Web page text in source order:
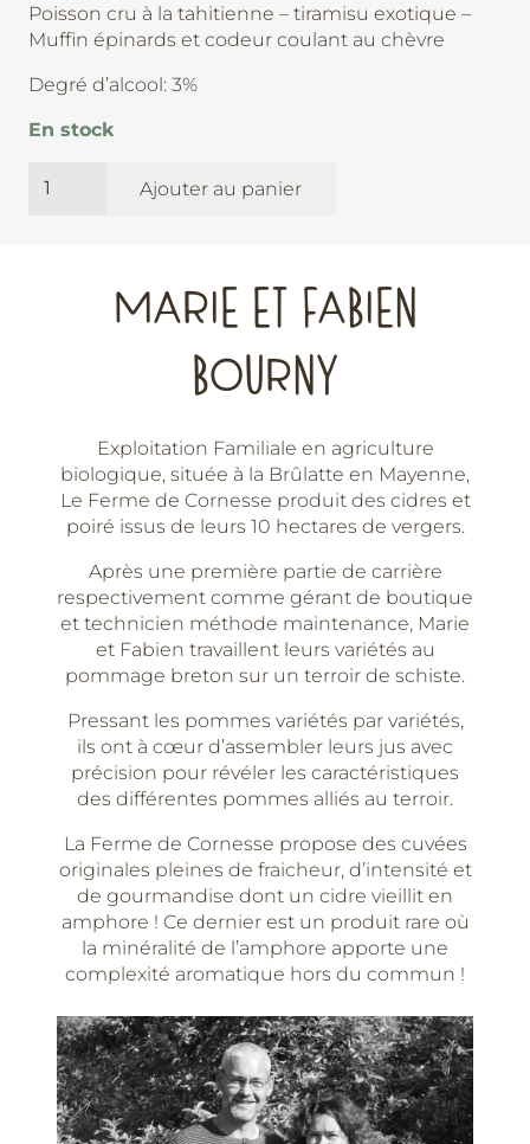
Poisson cru à la tahitienne – tiramisu exotique –
Muffin épinards et codeur coulant au chèvre
Degré d’alcool: 3%
En stock
de
Ajouter au panier
MARIE ET FABIEN
BOURNY
Exploitation Familiale en agriculture
biologique, située à la Brûlatte en Mayenne,
Le Ferme de Cornesse produit des cidres et
poiré issus de leurs 10 hectares de vergers.
Après une première partie de carrière
respectivement comme gérant de boutique
et technicien méthode maintenance, Marie
et Fabien travaillent leurs variétés au
pommage breton sur un terroir de schiste.
Pressant les pommes variétés par variétés,
ils ont à cœur d’assembler leurs jus avec
précision pour révéler les caractéristiques
des différentes pommes alliés au terroir.
La Ferme de Cornesse propose des cuvées
originales pleines de fraicheur, d’intensité et
de gourmandise dont un cidre vieillit en
amphore ! Ce dernier est un produit rare où
la minéralité de l’amphore apporte une
complexité aromatique hors du commun !